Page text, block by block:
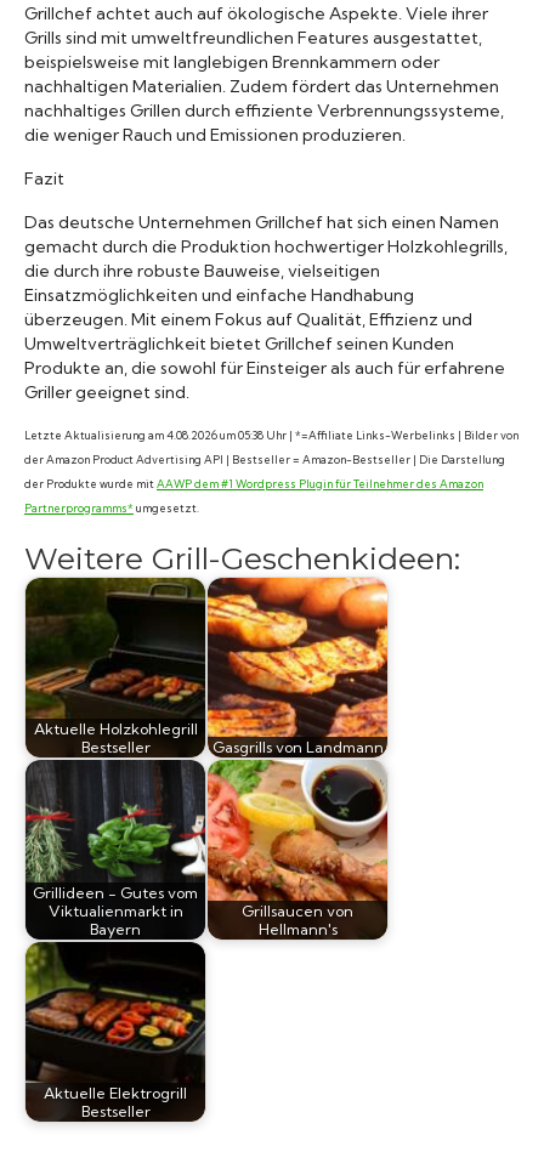
Grillchef achtet auch auf ökologische Aspekte. Viele ihrer
Grills sind mit umweltfreundlichen Features ausgestattet,
beispielsweise mit langlebigen Brennkammern oder
nachhaltigen Materialien. Zudem fördert das Unternehmen
nachhaltiges Grillen durch effiziente Verbrennungssysteme,
die weniger Rauch und Emissionen produzieren.
Fazit
Das deutsche Unternehmen Grillchef hat sich einen Namen
gemacht durch die Produktion hochwertiger Holzkohlegrills,
die durch ihre robuste Bauweise, vielseitigen
Einsatzmöglichkeiten und einfache Handhabung
überzeugen. Mit einem Fokus auf Qualität, Effizienz und
Umweltverträglichkeit bietet Grillchef seinen Kunden
Produkte an, die sowohl für Einsteiger als auch für erfahrene
Griller geeignet sind.
Letzte Aktualisierung am 4.08.2026 um 05:38 Uhr | *=Affiliate Links-Werbelinks | Bilder von
der Amazon Product Advertising API | Bestseller = Amazon-Bestseller | Die Darstellung
der Produkte wurde mitAAWP dem #1 Wordpress Plugin für Teilnehmer des Amazon
Partnerprogramms*umgesetzt.
Weitere Grill-Geschenkideen:
Aktuelle Holzkohlegrill
Bestseller
Gasgrills von Landmann
Grillideen - Gutes vom
Viktualienmarkt in
Bayern
Grillsaucen von
Hellmann's
Aktuelle Elektrogrill
Bestseller